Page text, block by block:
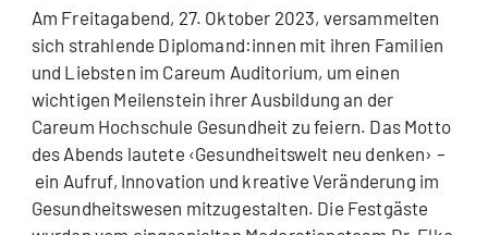
Am Freitagabend, 27. Oktober 2023, versammelten
sich strahlende Diplomand:innen mit ihren Familien
und Liebsten im Careum Auditorium, um einen
wichtigen Meilenstein ihrer Ausbildung an der
Careum Hochschule Gesundheit zu feiern. Das Motto
des Abends lautete ‹Gesundheitswelt neu denken› –
ein Aufruf, Innovation und kreative Veränderung im
Gesundheitswesen mitzugestalten. Die Festgäste